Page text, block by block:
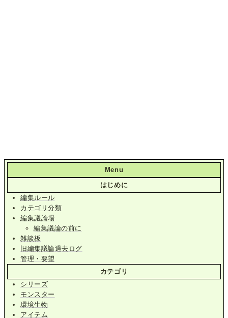
Menu
はじめに
編集ルール
カテゴリ分類
編集議論場
編集議論の前に
雑談板
旧編集議論過去ログ
管理・要望
カテゴリ
シリーズ
モンスター
環境生物
アイテム